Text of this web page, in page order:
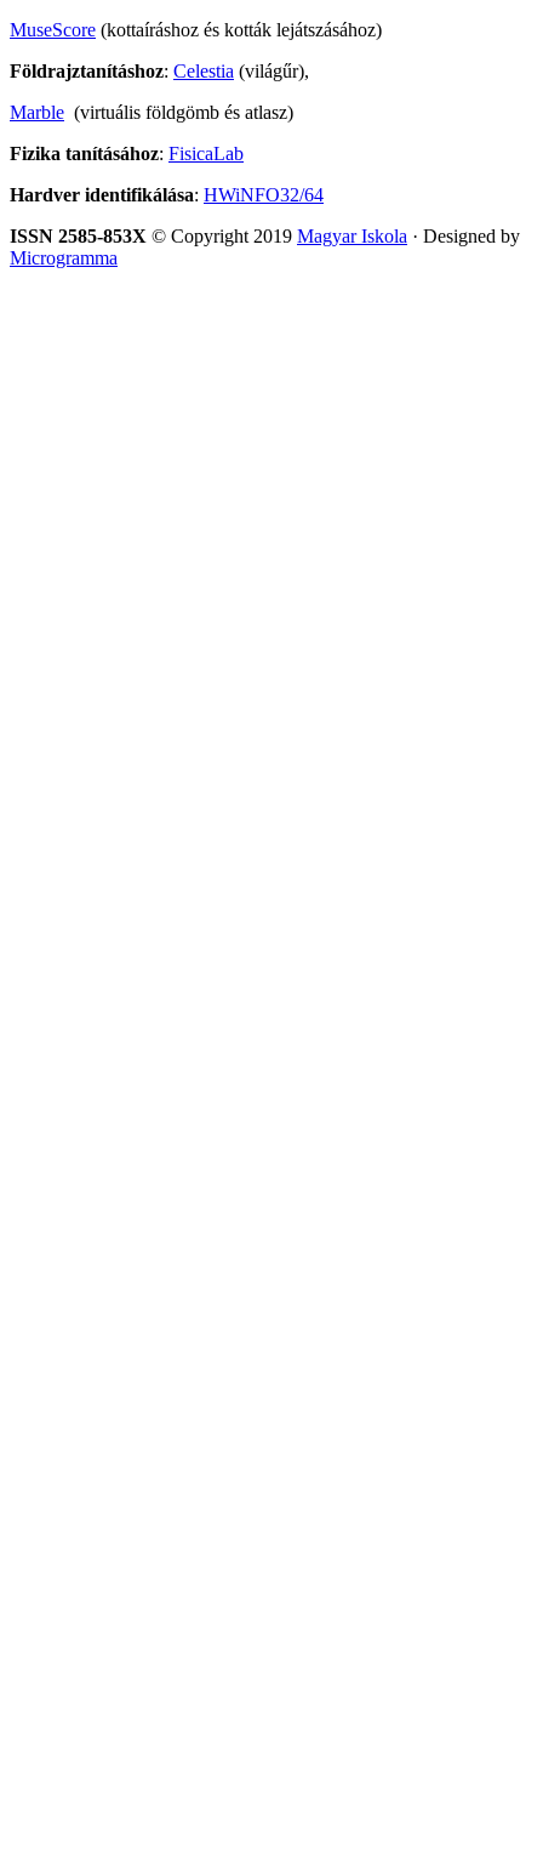
MuseScore (kottaíráshoz és kották lejátszásához)
Földrajztanításhoz: Celestia (világűr),
Marble (virtuális földgömb és atlasz)
Fizika tanításához: FisicaLab
Hardver identifikálása: HWiNFO32/64
ISSN 2585-853X © Copyright 2019 Magyar Iskola · Designed by
Microgramma